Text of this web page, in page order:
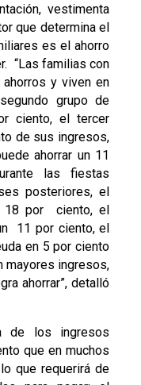
vestimenta
que determina el
es el ahorro
“Las familias con
y viven en
grupo de
ciento, el tercer
de sus ingresos,
ahorrar un 11
las fiestas
posteriores, el
18 por ciento, el
11 por ciento, el
en 5 por ciento
mayores ingresos,
ahorrar”, detalló
de los ingresos
que en muchos
que requerirá de